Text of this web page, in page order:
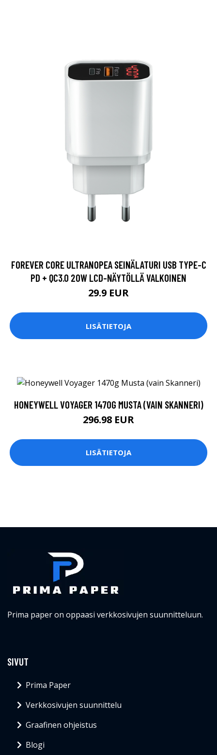
FOREVER CORE ULTRANOPEA SEINÄLATURI USB TYPE-C
PD + QC3.0 20W LCD-NÄYTÖLLÄ VALKOINEN
29.9 EUR
LISÄTIETOJA
HONEYWELL VOYAGER 1470G MUSTA (VAIN SKANNERI)
296.98 EUR
LISÄTIETOJA
Prima paper on oppaasi verkkosivujen suunnitteluun.
SIVUT
Prima Paper
Verkkosivujen suunnittelu
Graafinen ohjeistus
Blogi